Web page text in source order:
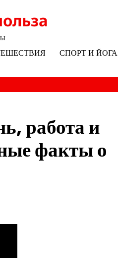
СПОРТ И ЙОГА
работа и
факты о